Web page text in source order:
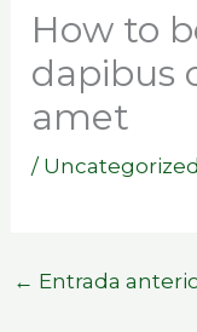
How to
dapibus
amet
/ Uncategorized
← Entrada